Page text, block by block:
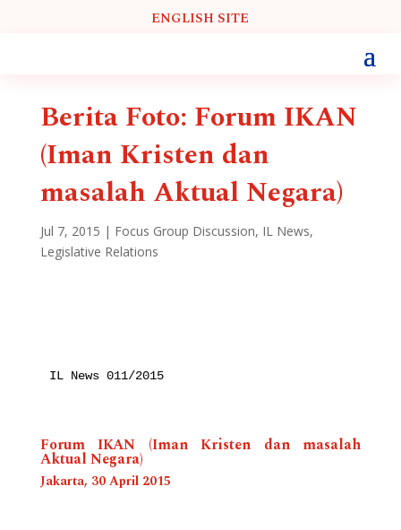
ENGLISH SITE
Berita Foto: Forum IKAN
(Iman Kristen dan
masalah Aktual Negara)
Jul 7, 2015 | Focus Group Discussion, IL News,
Legislative Relations
IL News 011/2015
Forum IKAN (Iman Kristen dan masalah
Aktual Negara)
Jakarta, 30 April 2015